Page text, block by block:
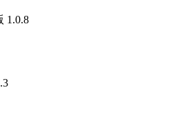
1.0.8